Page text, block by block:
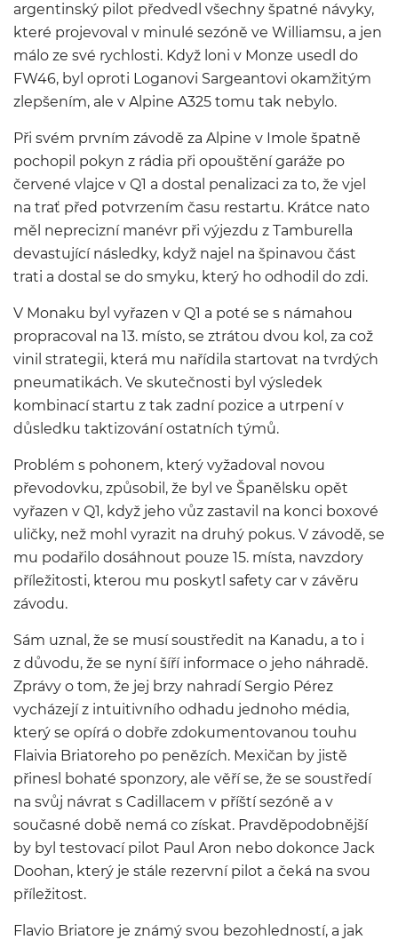
argentinský pilot předvedl všechny špatné návyky,
které projevoval v minulé sezóně ve Williamsu, a jen
málo ze své rychlosti. Když loni v Monze usedl do
FW46, byl oproti Loganovi Sargeantovi okamžitým
zlepšením, ale v Alpine A325 tomu tak nebylo.
Při svém prvním závodě za Alpine v Imole špatně
pochopil pokyn z rádia při opouštění garáže po
červené vlajce v Q1 a dostal penalizaci za to, že vjel
na trať před potvrzením času restartu. Krátce nato
měl neprecizní manévr při výjezdu z Tamburella
devastující následky, když najel na špinavou část
trati a dostal se do smyku, který ho odhodil do zdi.
V Monaku byl vyřazen v Q1 a poté se s námahou
propracoval na 13. místo, se ztrátou dvou kol, za což
vinil strategii, která mu nařídila startovat na tvrdých
pneumatikách. Ve skutečnosti byl výsledek
kombinací startu z tak zadní pozice a utrpení v
důsledku taktizování ostatních týmů.
Problém s pohonem, který vyžadoval novou
převodovku, způsobil, že byl ve Španělsku opět
vyřazen v Q1, když jeho vůz zastavil na konci boxové
uličky, než mohl vyrazit na druhý pokus. V závodě, se
mu podařilo dosáhnout pouze 15. místa, navzdory
příležitosti, kterou mu poskytl safety car v závěru
závodu.
Sám uznal, že se musí soustředit na Kanadu, a to i
z důvodu, že se nyní šíří informace o jeho náhradě.
Zprávy o tom, že jej brzy nahradí Sergio Pérez
vycházejí z intuitivního odhadu jednoho média,
který se opírá o dobře zdokumentovanou touhu
Flaivia Briatoreho po penězích. Mexičan by jistě
přinesl bohaté sponzory, ale věří se, že se soustředí
na svůj návrat s Cadillacem v příští sezóně a v
současné době nemá co získat. Pravděpodobnější
by byl testovací pilot Paul Aron nebo dokonce Jack
Doohan, který je stále rezervní pilot a čeká na svou
příležitost.
Flavio Briatore je známý svou bezohledností, a jak